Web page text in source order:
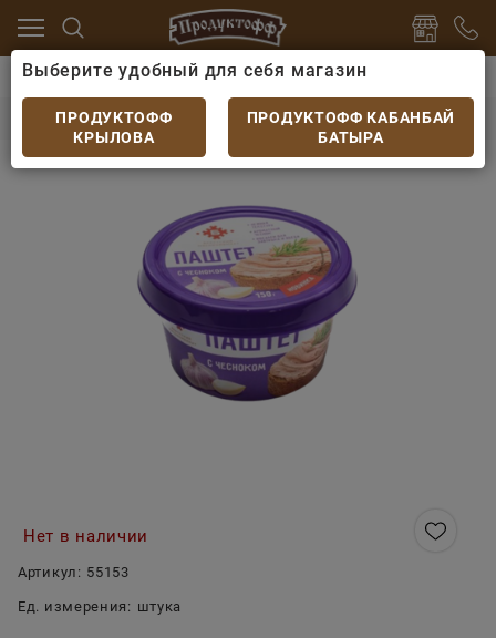
Паштеты, холодцы, зельцы
Паштет Брест с
Паштет Брест с чесноком из мяса птицы 150гр
Нет в наличии
Артикул: 55153
Ед. измерения: штука
Выберите удобный для себя магазин
ПРОДУКТОФФ
КРЫЛОВА
ПРОДУКТОФФ КАБАНБАЙ
БАТЫРА